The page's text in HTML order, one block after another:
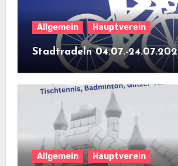
Allgemein Hauptverein
Stadtradeln 04.07.-
Allgemein Hauptverein